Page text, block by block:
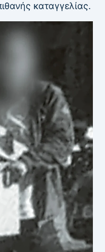
καταγγελίας.